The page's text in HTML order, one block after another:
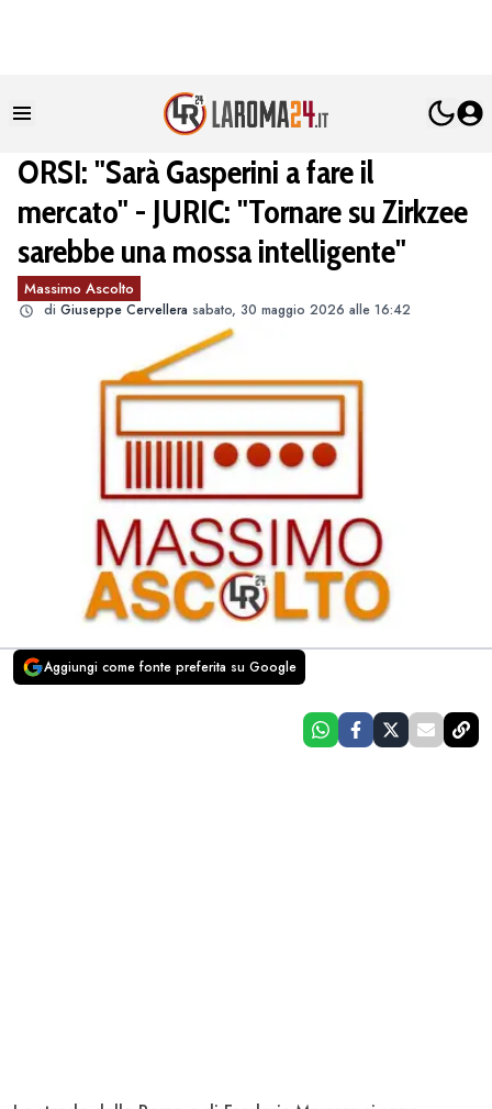
ORSI: "Sarà Gasperini a fare il
mercato" - JURIC: "Tornare su Zirkzee
sarebbe una mossa intelligente"
Massimo Ascolto
di Giuseppe Cervellera sabato, 30 maggio 2026 alle 16:42
Aggiungi come fonte preferita su Google